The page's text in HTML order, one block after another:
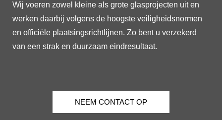
Wij voeren zowel kleine als grote glasprojecten uit en
werken daarbij volgens de hoogste veiligheidsnormen
en officiële plaatsingsrichtlijnen. Zo bent u verzekerd
van een strak en duurzaam eindresultaat.
NEEM CONTACT OP